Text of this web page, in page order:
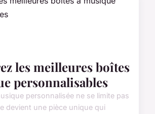
les meilleures boîtes
personnalisables
personnalisée ne se limite pas
devient une pièce unique qui